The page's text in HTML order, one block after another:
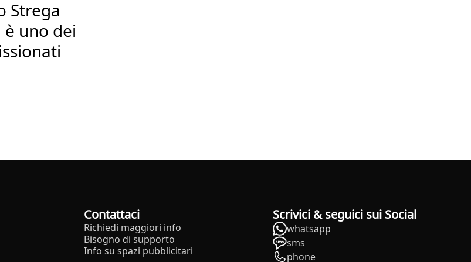
Strega
è uno dei
Contattaci
Richiedi maggiori info
Bisogno di supporto
Info su spazi pubblicitari
Scrivici & seguici sui Social
whatsapp
sms
phone